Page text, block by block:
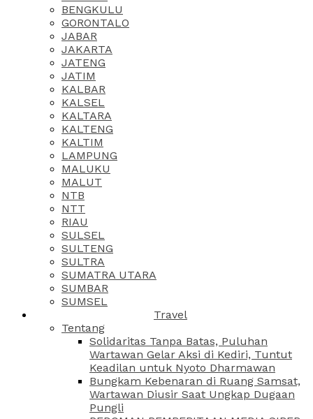
BENGKULU
GORONTALO
JABAR
JAKARTA
JATENG
JATIM
KALBAR
KALSEL
KALTARA
KALTENG
KALTIM
LAMPUNG
MALUKU
MALUT
NTB
NTT
RIAU
SULSEL
SULTENG
SULTRA
SUMATRA UTARA
SUMBAR
SUMSEL
Travel
Tentang
Solidaritas Tanpa Batas, Puluhan
Wartawan Gelar Aksi di Kediri, Tuntut
Keadilan untuk Nyoto Dharmawan
Bungkam Kebenaran di Ruang Samsat,
Wartawan Diusir Saat Ungkap Dugaan
Pungli